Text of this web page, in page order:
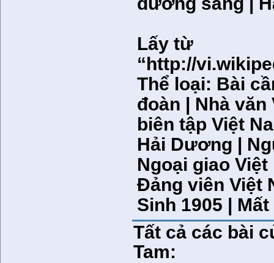
Lấy từ
“http://
Thể loại: Bài
đoàn | Nhà văn
biên tập Việt
Hải Dương |
Ngoại giao
Đảng viên Việt
Sinh 1905 | Mất
Tất cả các bài
Tam: